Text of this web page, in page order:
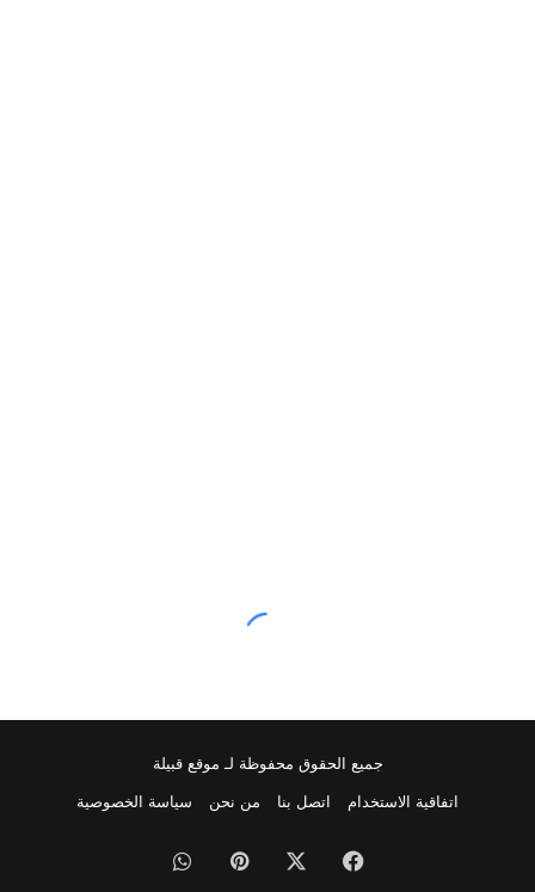
جميع الحقوق محفوظة لـ موقع قبيلة
اتفاقية الاستخدام
اتصل بنا من نحن سياسة الخصوصية
فيسبوك بينتيريستواتساب